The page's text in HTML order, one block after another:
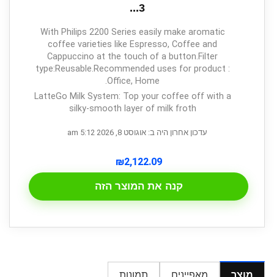
3...
With Philips 2200 Series easily make aromatic
coffee varieties like Espresso, Coffee and
Cappuccino at the touch of a button.Filter
type:Reusable.Recommended uses for product :
Office, Home.
LatteGo Milk System: Top your coffee off with a
silky-smooth layer of milk froth
עדכון אחרון היה ב: אוגוסט 8, 2026 5:12 am
₪2,122.09
קנה את המוצר הזה
מוצר מאפיינים תמונות